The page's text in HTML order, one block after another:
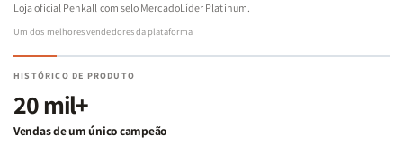
Loja oficial Penkall com selo MercadoLíder Platinum.
Um dos melhores vendedores da plataforma
HISTÓRICO DE PRODUTO
20 mil+
Vendas de um único campeão